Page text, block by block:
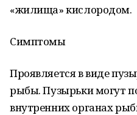
«жилища» кислородом.
Симптомы
Проявляется в виде
рыбы. Пузырьки могут
внутренних органах